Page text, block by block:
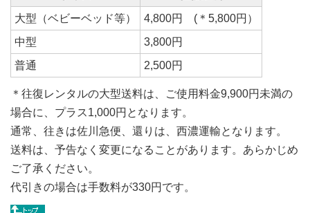
大型（ベビーベッド等）
4,800円 (＊5,800円）
中型
3,800円
普通
2,500円
＊往復レンタルの大型送料は、ご使用料金9,900円未満の
場合に、プラス1,000円となります。
通常、往きは佐川急便、還りは、西濃運輸となります。
送料は、予告なく変更になることがあります。あらかじめ
ご了承ください。
代引きの場合は手数料が330円です。